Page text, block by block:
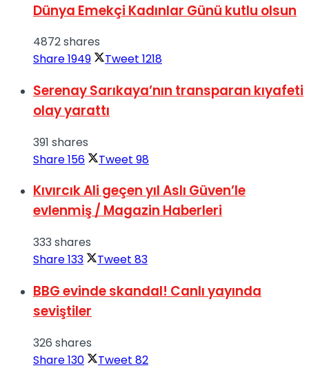
Dünya Emekçi Kadınlar Günü kutlu olsun
4872 shares
Share1949 Tweet 1218
Serenay Sarıkaya’nın transparan kıyafeti
olay yarattı
391 shares
Share156 Tweet 98
Kıvırcık Ali geçen yıl Aslı Güven’le
evlenmiş / Magazin Haberleri
333 shares
Share133 Tweet 83
BBG evinde skandal! Canlı yayında
seviştiler
326 shares
Share130 Tweet 82